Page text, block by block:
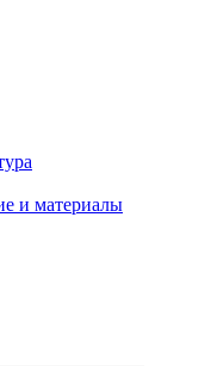
и материалы